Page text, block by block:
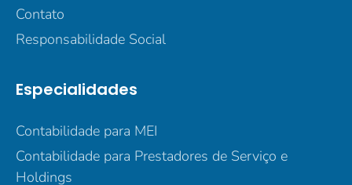
Contato
Responsabilidade Social
Especialidades
Contabilidade para MEI
Contabilidade para Prestadores de Serviço e
Holdings